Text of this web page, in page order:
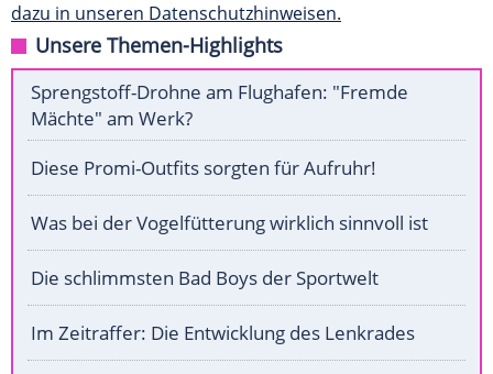
dazu in unseren Datenschutzhinweisen.
Unsere Themen-Highlights
Sprengstoff-Drohne am Flughafen: "Fremde
Mächte" am Werk?
Diese Promi-Outfits sorgten für Aufruhr!
Was bei der Vogelfütterung wirklich sinnvoll ist
Die schlimmsten Bad Boys der Sportwelt
Im Zeitraffer: Die Entwicklung des Lenkrades